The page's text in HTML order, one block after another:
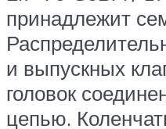
принадлежит
и выпускных
головок
цепью.